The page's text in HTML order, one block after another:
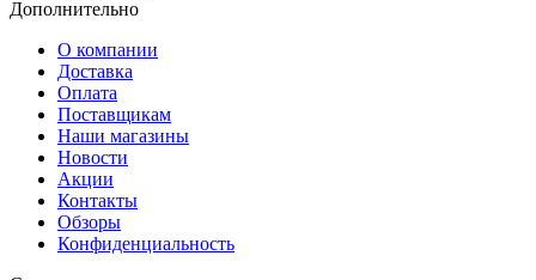
Дополнительно
О компании
Доставка
Оплата
Поставщикам
Наши магазины
Новости
Акции
Контакты
Обзоры
Конфиденциальность